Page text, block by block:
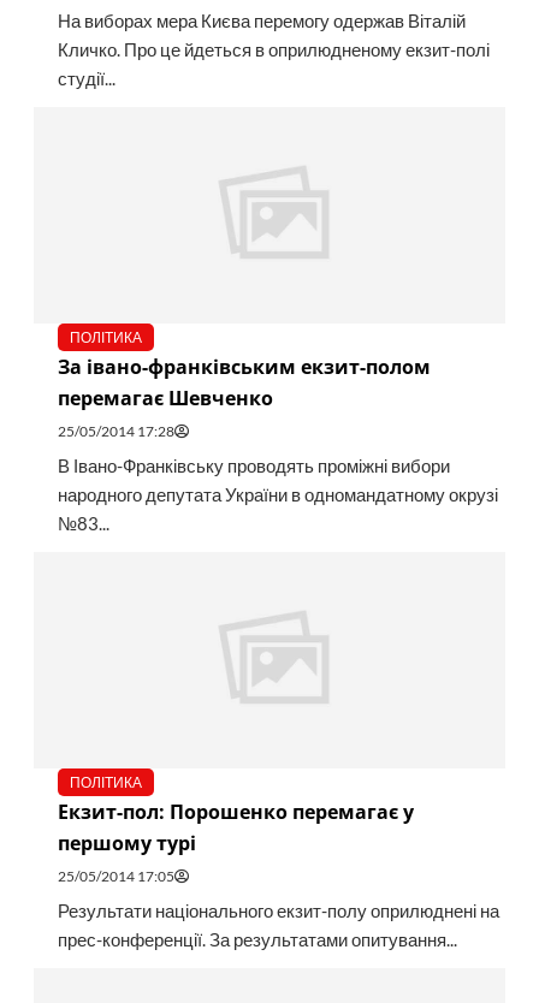
На виборах мера Києва перемогу одержав Віталій
Кличко. Про це йдеться в оприлюдненому екзит-полі
студії...
ПОЛІТИКА
За івано-франківським екзит-полом
перемагає Шевченко
25/05/2014 17:28
В Івано-Франківську проводять проміжні вибори
народного депутата України в одномандатному окрузі
№83...
ПОЛІТИКА
Екзит-пол: Порошенко перемагає у
першому турі
25/05/2014 17:05
Результати національного екзит-полу оприлюднені на
прес-конференції. За результатами опитування...